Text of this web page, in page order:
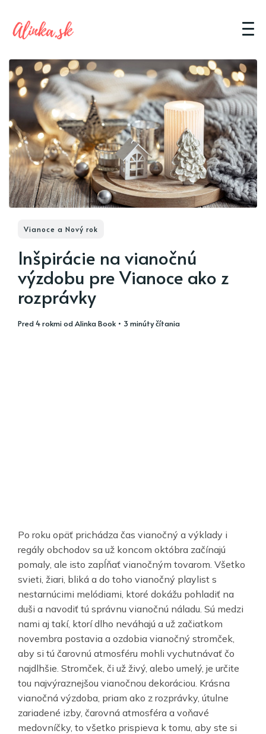
Vianoce a Nový rok
Inšpirácie na vianočnú
výzdobu pre Vianoce ako z
rozprávky
pred 4 rokmiodAlinka Book • 3 minúty čítania
Po roku opäť prichádza čas vianočný a výklady i
regály obchodov sa už koncom októbra začínajú
pomaly, ale isto zapĺňať vianočným tovarom. Všetko
svieti, žiari, bliká a do toho vianočný playlist s
nestarnúcimi melódiami, ktoré dokážu pohladiť na
duši a navodiť tú správnu vianočnú náladu. Sú medzi
nami aj takí, ktorí dlho neváhajú a už začiatkom
novembra postavia a ozdobia vianočný stromček,
aby si tú čarovnú atmosféru mohli vychutnávať čo
najdlhšie. Stromček, či už živý, alebo umelý, je určite
tou najvýraznejšou vianočnou dekoráciou. Krásna
vianočná výzdoba, priam ako z rozprávky, útulne
zariadené izby, čarovná atmosféra a voňavé
medovníčky, to všetko prispieva k tomu, aby ste si